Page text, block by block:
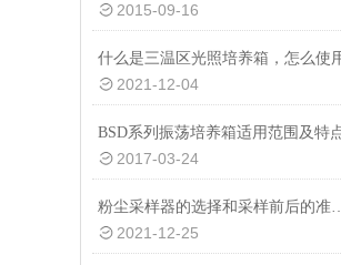
2015-09-16
什么是三温区光照培养箱，怎么使
2021-12-04
BSD系列振荡培养箱适用范围及特
2017-03-24
粉尘采样器的选择
2021-12-25